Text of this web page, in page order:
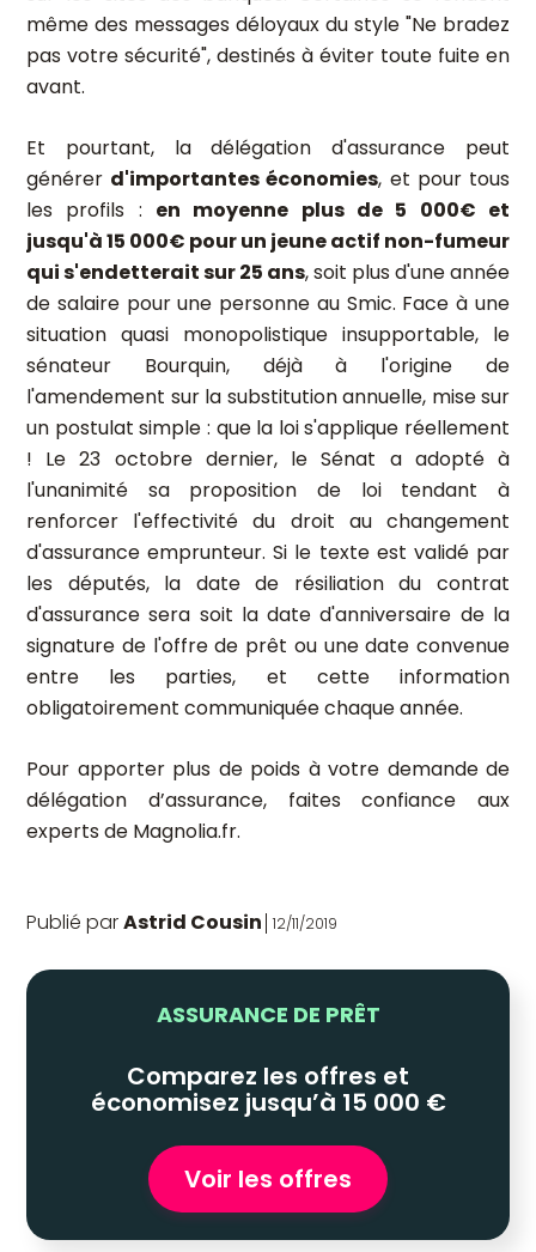
même des messages déloyaux du style "Ne bradez
pas votre sécurité", destinés à éviter toute fuite en
avant.
Et pourtant, la délégation d'assurance peut
générer d'importantes économies, et pour tous
les profils : en moyenne plus de 5 000€ et
jusqu'à 15 000€ pour un jeune actif non-fumeur
qui s'endetterait sur 25 ans, soit plus d'une année
de salaire pour une personne au Smic. Face à une
situation quasi monopolistique insupportable, le
sénateur Bourquin, déjà à l'origine de
l'amendement sur la substitution annuelle, mise sur
un postulat simple : que la loi s'applique réellement
! Le 23 octobre dernier, le Sénat a adopté à
l'unanimité sa proposition de loi tendant à
renforcer l'effectivité du droit au changement
d'assurance emprunteur. Si le texte est validé par
les députés, la date de résiliation du contrat
d'assurance sera soit la date d'anniversaire de la
signature de l'offre de prêt ou une date convenue
entre les parties, et cette information
obligatoirement communiquée chaque année.
Pour apporter plus de poids à votre demande de
délégation d’assurance, faites confiance aux
experts de Magnolia.fr.
Publié parAstrid Cousin 12/11/2019
ASSURANCE DE PRÊT
Comparez les offres et
économisez jusqu’à 15 000 €
Voir les offres